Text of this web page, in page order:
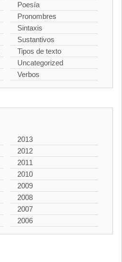
Poesía
Pronombres
Sintaxis
Sustantivos
Tipos de texto
Uncategorized
Verbos
2013
2012
2011
2010
2009
2008
2007
2006